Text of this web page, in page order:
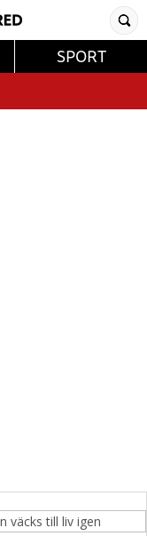
SPORT